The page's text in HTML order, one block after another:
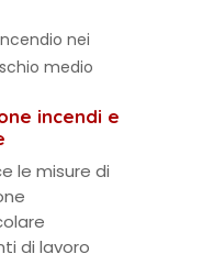
nei
medio
incendi e
le misure di
di lavoro